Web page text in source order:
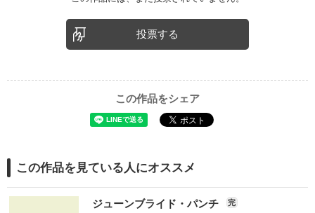
投票する
この作品をシェア
この作品を見ている人にオススメ
ジューンブライド・パンチ 完